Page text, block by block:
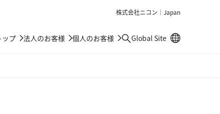
株式会社ニコン｜Japan
ップ 法人のお客様 個人のお客様 検索Global Site別窓で遷移しま